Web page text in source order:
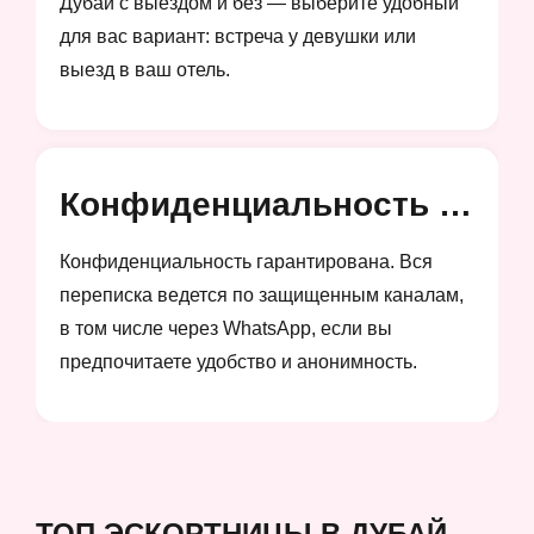
для вас вариант: встреча у девушки или
выезд в ваш отель.
Конфиденциальность и анонимность
Конфиденциальность гарантирована. Вся
переписка ведется по защищенным каналам,
в том числе через WhatsApp, если вы
предпочитаете удобство и анонимность.